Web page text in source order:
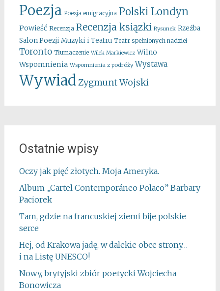
Poezja Poezja emigracyjna Polski Londyn
Powieść Recenzja Recenzja ksiązki Rysunek Rzeźba
Salon Poezji Muzyki i Teatru Teatr spełnionych nadziei
Toronto Tłumaczenie Wilek Markiewicz Wilno
Wspomnienia Wspomnienia z podróży Wystawa
WywiadZygmunt Wojski
Ostatnie wpisy
Oczy jak pięć złotych. Moja Ameryka.
Album „Cartel Contemporáneo Polaco” Barbary
Paciorek
Tam, gdzie na francuskiej ziemi bije polskie
serce
Hej, od Krakowa jadę, w dalekie obce strony…
i na Listę UNESCO!
Nowy, brytyjski zbiór poetycki Wojciecha
Bonowicza